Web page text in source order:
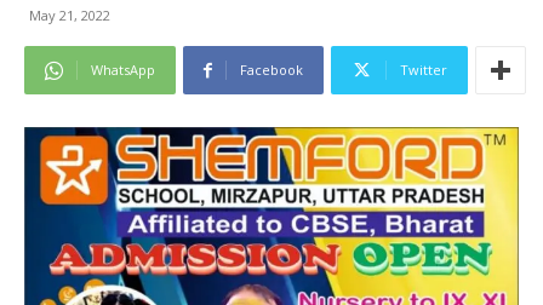
May 21, 2022
WhatsApp Facebook Twitter